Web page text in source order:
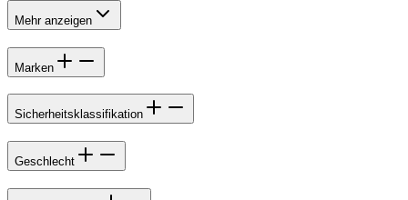
Mehr anzeigen
Marken
Sicherheitsklassifikation
Geschlecht